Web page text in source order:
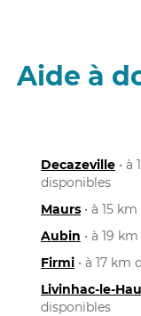
Aide à
Decazeville • à
disponibles
Maurs • à 15
Aubin • à 19
Firmi • à 17
Livinhac-le-
disponibles